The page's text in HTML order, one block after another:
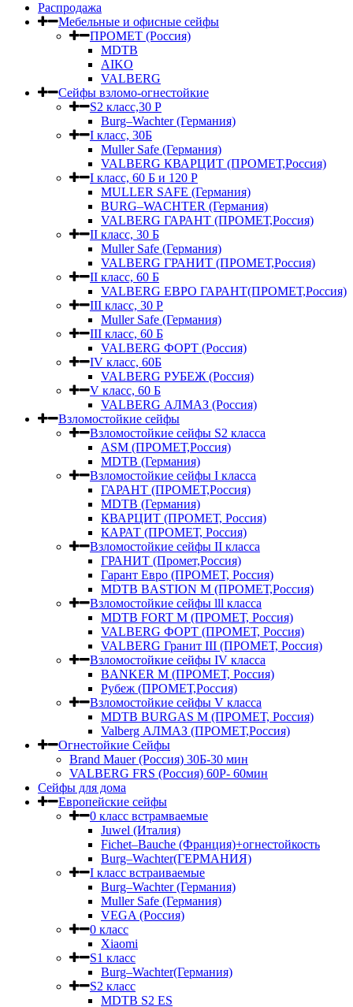
Распродажа
Мебельные и офисные сейфы
ПРОМЕТ (Россия)
MDTB
AIKO
VALBERG
Сейфы взломо-огнестойкие
S2 класс,30 Р
Burg–Wachter (Германия)
I класс, 30Б
Muller Safe (Германия)
VALBERG КВАРЦИТ (ПРОМЕТ,Россия)
I класс, 60 Б и 120 Р
MULLER SAFE (Германия)
BURG–WACHTER (Германия)
VALBERG ГАРАНТ (ПРОМЕТ,Россия)
II класс, 30 Б
Muller Safe (Германия)
VALBERG ГРАНИТ (ПРОМЕТ,Россия)
II класс, 60 Б
VALBERG ЕВРО ГАРАНТ(ПРОМЕТ,Россия)
III класс, 30 Р
Muller Safe (Германия)
III класс, 60 Б
VALBERG ФОРТ (Россия)
IV класс, 60Б
VALBERG РУБЕЖ (Россия)
V класс, 60 Б
VALBERG АЛМАЗ (Россия)
Взломостойкие сейфы
Взломостойкие сейфы S2 класса
ASM (ПРОМЕТ,Россия)
MDTB (Германия)
Взломостойкие сейфы I класса
ГАРАНТ (ПРОМЕТ,Россия)
MDTB (Германия)
КВАРЦИТ (ПРОМЕТ, Россия)
КАРАТ (ПРОМЕТ, Россия)
Взломостойкие сейфы II класса
ГРАНИТ (Промет,Россия)
Гарант Евро (ПРОМЕТ, Россия)
MDTB BASTION M (ПРОМЕТ,Россия)
Взломостойкие сейфы lll класса
MDTB FORT M (ПРОМЕТ, Россия)
VALBERG ФОРТ (ПРОМЕТ, Россия)
VALBERG Гранит III (ПРОМЕТ, Россия)
Взломостойкие сейфы IV класса
BANKER M (ПРОМЕТ, Россия)
Рубеж (ПРОМЕТ,Россия)
Взломостойкие сейфы V класса
MDTB BURGAS M (ПРОМЕТ, Россия)
Valberg АЛМАЗ (ПРОМЕТ,Россия)
Огнестойкие Сейфы
Brand Mauer (Россия) 30Б-30 мин
VALBERG FRS (Россия) 60Р- 60мин
Сейфы для дома
Европейские сейфы
0 класс встрамваемые
Juwel (Италия)
Fichet–Bauche (Франция)+огнестойкость
Burg–Wachter(ГЕРМАНИЯ)
I класс встраиваемые
Burg–Wachter (Германия)
Muller Safe (Германия)
VEGA (Россия)
0 класс
Xiaomi
S1 класс
Burg–Wachter(Германия)
S2 класс
MDTB S2 ES